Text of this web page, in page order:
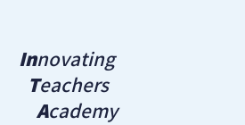
Innovating
Teachers
Academy